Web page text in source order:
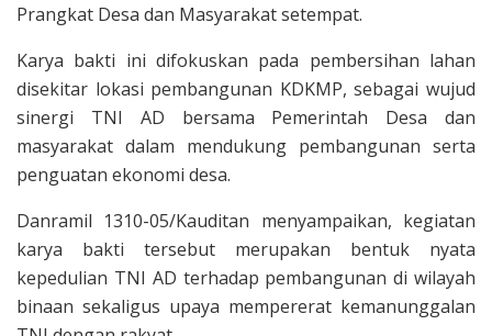
Prangkat Desa dan Masyarakat setempat.
Karya bakti ini difokuskan pada pembersihan lahan
disekitar lokasi pembangunan KDKMP, sebagai wujud
sinergi TNI AD bersama Pemerintah Desa dan
masyarakat dalam mendukung pembangunan serta
penguatan ekonomi desa.
Danramil 1310-05/Kauditan menyampaikan, kegiatan
karya bakti tersebut merupakan bentuk nyata
kepedulian TNI AD terhadap pembangunan di wilayah
binaan sekaligus upaya mempererat kemanunggalan